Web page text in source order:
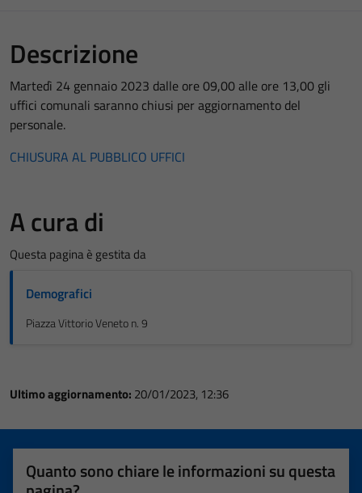
Descrizione
Martedì 24 gennaio 2023 dalle ore 09,00 alle ore 13,00 gli
uffici comunali saranno chiusi per aggiornamento del
personale.
CHIUSURA AL PUBBLICO UFFICI
A cura di
Questa pagina è gestita da
Demografici
Piazza Vittorio Veneto n. 9
Ultimo aggiornamento: 20/01/2023, 12:36
Quanto sono chiare le informazioni su questa